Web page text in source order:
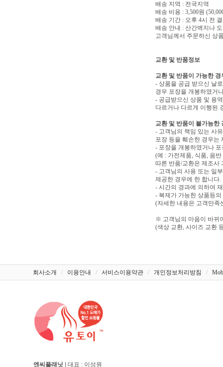
배송 지역 : 전국지역
배송 비용 : 3,500원
배송 기간 : 오후 4시 전
배송 안내 : 산간벽지나
고객님께서 주문하신 상
교환 및 반품정보
교환 및 반품이 가능한 경
- 상품을 공급 받으신 날
경우 포장을 개봉하였거
- 공급받으신 상품 및 용
다르거나 다르게 이행된
교환 및 반품이 불가능한
- 고객님의 책임 있는 사
포장 등을 훼손한 경우는
- 포장을 개봉하였거나
(예 : 가전제품, 식품, 음
따른 반품/교환은 제조사
- 고객님의 사용 또는 일
제공한 경우에 한 합니다.
- 시간의 경과에 의하여
- 복제가 가능한 상품등
(자세한 내용은 고객만족
※ 고객님의 마음이 바뀌
(색상 교환, 사이즈 교환
회사소개 / 이용안내 / 서비스이용약관 / 개인정보처리방침 /
엔씨플래닛 | 대표 : 이성원